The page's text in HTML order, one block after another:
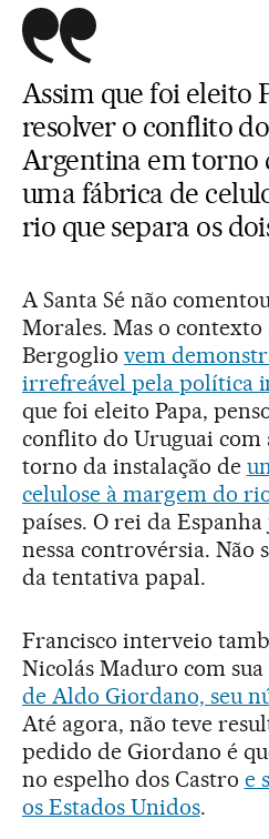
Assim que foi eleito
resolver o conflito
Argentina em torno
uma fábrica de
rio que separa os
A Santa Sé não
Morales. Mas o
Bergoglio vem
irrefreável pela política
que foi eleito Papa,
conflito do Uruguai com
torno da instalação de
celulose à margem do
países. O rei da
nessa controvérsia. Não
da tentativa papal.
Francisco interveio
Nicolás Maduro com
de Aldo Giordano, seu
Até agora, não teve
pedido de Giordano é
no espelho dos Castro e
os Estados Unidos.